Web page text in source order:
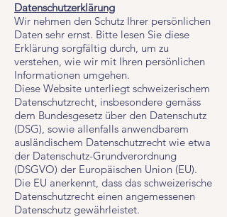
Datenschutzerklärung
Wir nehmen den Schutz Ihrer persönlichen
Daten sehr ernst. Bitte lesen Sie diese
Erklärung sorgfältig durch, um zu
verstehen, wie wir mit Ihren persönlichen
Informationen umgehen.
Diese Website unterliegt schweizerischem
Datenschutzrecht, insbesondere gemäss
dem Bundesgesetz über den Datenschutz
(DSG), sowie allenfalls anwendbarem
ausländischem Datenschutzrecht wie etwa
der Datenschutz-Grundverordnung
(DSGVO) der Europäischen Union (EU).
Die EU anerkennt, dass das schweizerische
Datenschutzrecht einen angemessenen
Datenschutz gewährleistet.